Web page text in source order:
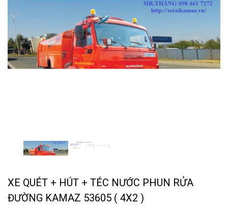
XE QUÉT + HÚT + TÉC NƯỚC PHUN RỬA
ĐƯỜNG KAMAZ 53605 ( 4X2 )